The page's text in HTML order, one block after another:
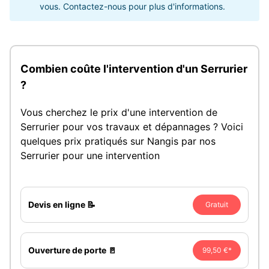
vous. Contactez-nous pour plus d'informations.
Combien coûte l'intervention d'un Serrurier
?
Vous cherchez le prix d'une intervention de
Serrurier pour vos travaux et dépannages ? Voici
quelques prix pratiqués sur Nangis par nos
Serrurier pour une intervention
Devis en ligne 📝 Gratuit
Ouverture de porte 🚪 99,50 €*